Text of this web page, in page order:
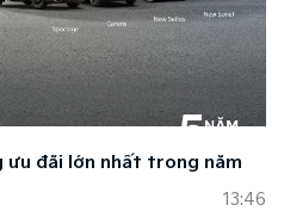
ưu đãi lớn nhất trong năm
13:46